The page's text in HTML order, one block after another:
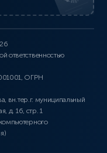
ответственностью
ОГРН
вн.тер.г. муниципальный
д. 16, стр. 1